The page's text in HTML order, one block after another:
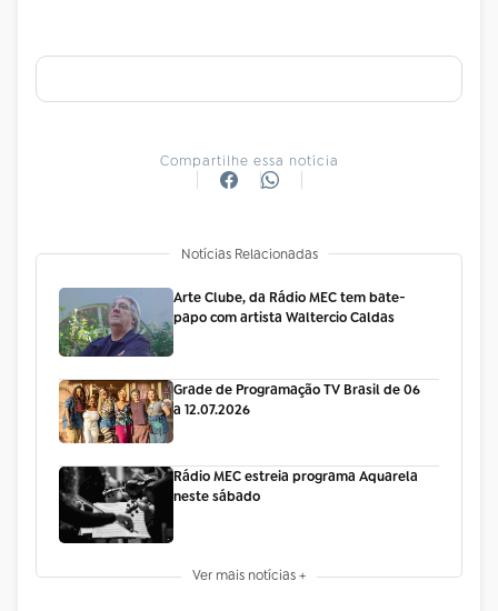
Compartilhe essa notícia
Notícias Relacionadas
Arte Clube, da Rádio MEC tem bate-
papo com artista Waltercio Caldas
Grade de Programação TV Brasil de 06
a 12.07.2026
Rádio MEC estreia programa Aquarela
neste sábado
Ver mais notícias +